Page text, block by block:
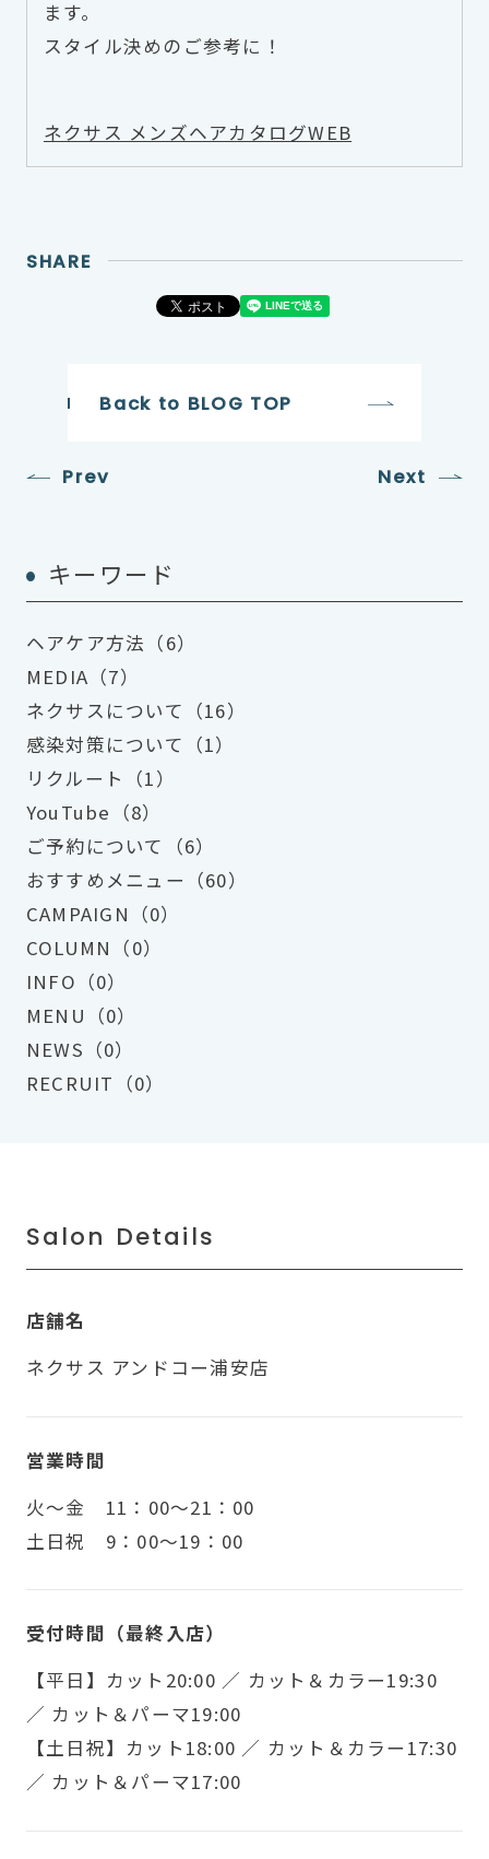
ます。
スタイル決めのご参考に！
ネクサス メンズヘアカタログWEB
SHARE
Prev
Back to BLOG TOP
Next
キーワード
ヘアケア方法（6）
MEDIA（7）
ネクサスについて（16）
感染対策について（1）
リクルート（1）
YouTube（8）
ご予約について（6）
おすすめメニュー（60）
CAMPAIGN（0）
COLUMN（0）
INFO（0）
MENU（0）
NEWS（0）
RECRUIT（0）
Salon Details
店舗名
ネクサス アンドコー浦安店
営業時間
火〜金 11：00～21：00
土日祝 9：00～19：00
受付時間（最終入店）
【平日】カット20:00 ／ カット＆カラー19:30
／ カット＆パーマ19:00
【土日祝】カット18:00 ／ カット＆カラー17:30
／ カット＆パーマ17:00